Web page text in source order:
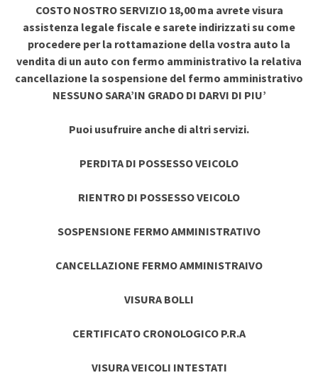
COSTO NOSTRO SERVIZIO 18,00 ma avrete visura
assistenza legale fiscale e sarete indirizzati su come
procedere per la rottamazione della vostra auto la
vendita di un auto con fermo amministrativo la relativa
cancellazione la sospensione del fermo amministrativo
NESSUNO SARA’IN GRADO DI DARVI DI PIU’
Puoi usufruire anche di altri servizi.
PERDITA DI POSSESSO VEICOLO
RIENTRO DI POSSESSO VEICOLO
SOSPENSIONE FERMO AMMINISTRATIVO
CANCELLAZIONE FERMO AMMINISTRAIVO
VISURA BOLLI
CERTIFICATO CRONOLOGICO P.R.A
VISURA VEICOLI INTESTATI